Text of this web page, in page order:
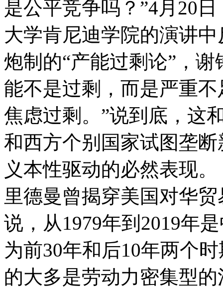
是公平竞争吗？”4月20
大学肯尼迪学院的演讲
炮制的“产能过剩论”，
能不是过剩，而是严重
焦虑过剩。”说到底，这
和西方个别国家试图垄
义本性驱动的必然表现
里德曼曾揭穿美国对华
说，从1979年到2019年
为前30年和后10年两个
的大多是劳动力密集型